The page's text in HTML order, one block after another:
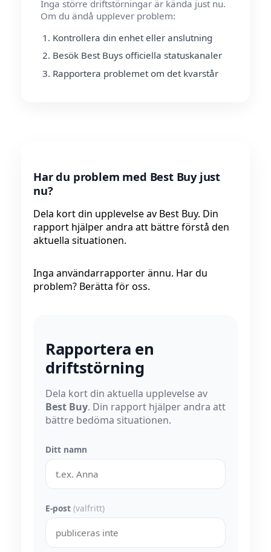
Inga större driftstörningar är kända just nu.
Om du ändå upplever problem:
Kontrollera din enhet eller anslutning
Besök Best Buys officiella statuskanaler
Rapportera problemet om det kvarstår
Har du problem med Best Buy just
nu?
Dela kort din upplevelse av Best Buy. Din
rapport hjälper andra att bättre förstå den
aktuella situationen.
Inga användarrapporter ännu. Har du
problem? Berätta för oss.
Rapportera en
driftstörning
Dela kort din aktuella upplevelse av
Best Buy. Din rapport hjälper andra att
bättre bedöma situationen.
Ditt namn
E-post (valfritt)